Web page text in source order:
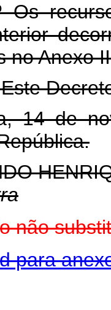
Os
no Anexo
14 de
não
para